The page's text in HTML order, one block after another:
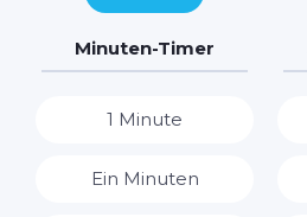
7 Tage
Minuten-Timer
1 Minute
Ein Minuten